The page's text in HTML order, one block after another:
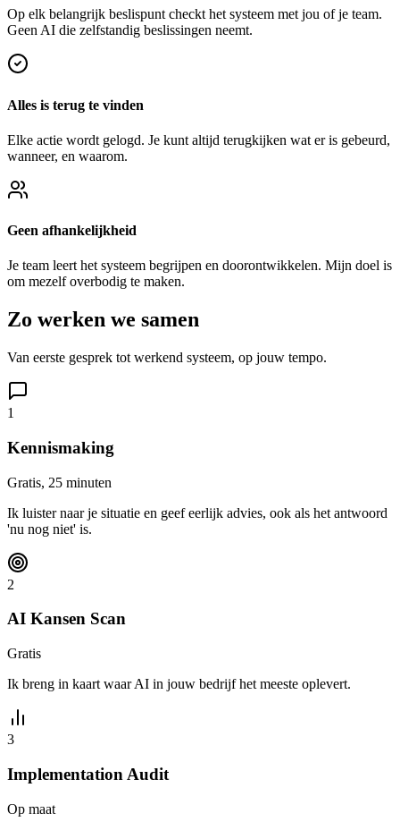
Op elk belangrijk beslispunt checkt het systeem met jou of je team.
Geen AI die zelfstandig beslissingen neemt.
Alles is terug te vinden
Elke actie wordt gelogd. Je kunt altijd terugkijken wat er is gebeurd,
wanneer, en waarom.
Geen afhankelijkheid
Je team leert het systeem begrijpen en doorontwikkelen. Mijn doel is
om mezelf overbodig te maken.
Zo werken we samen
Van eerste gesprek tot werkend systeem, op jouw tempo.
1
Kennismaking
Gratis, 25 minuten
Ik luister naar je situatie en geef eerlijk advies, ook als het antwoord
'nu nog niet' is.
2
AI Kansen Scan
Gratis
Ik breng in kaart waar AI in jouw bedrijf het meeste oplevert.
3
Implementation Audit
Op maat